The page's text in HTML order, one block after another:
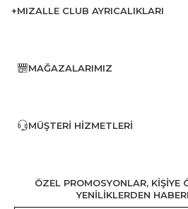
+MIZALLE CLUB AYRICALIKLARI
MAĞAZALARIMIZ
MÜŞTERI HIZMETLERI
ÖZEL PROMOSYONLAR, KİŞİYE
YENİLİKLERDEN